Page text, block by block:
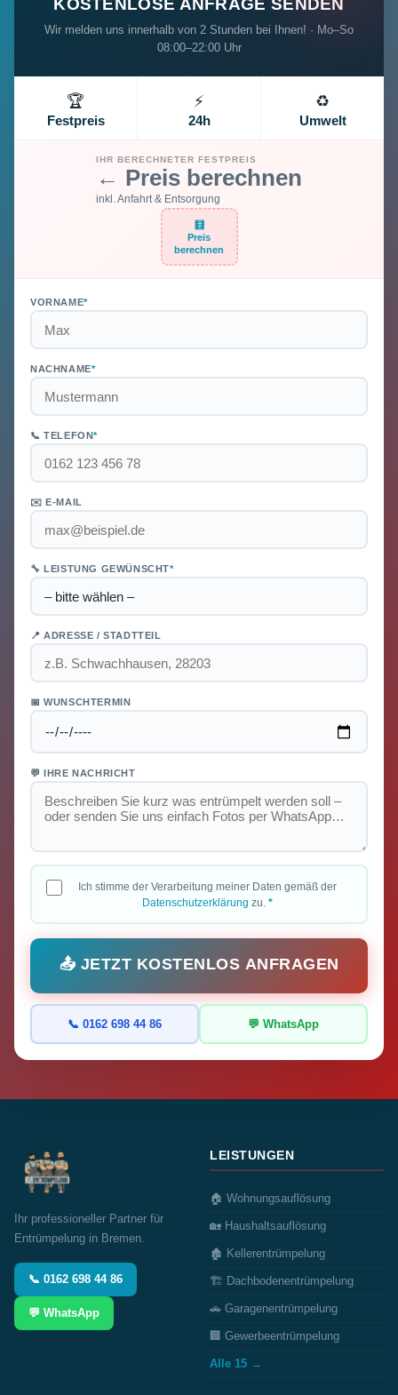
KOSTENLOSE ANFRAGE SENDEN
Wir melden uns innerhalb von 2 Stunden bei Ihnen! · Mo–So
08:00–22:00 Uhr
🏆
Festpreis
⚡
24h
♻️
Umwelt
IHR BERECHNETER FESTPREIS
← Preis berechnen
inkl. Anfahrt & Entsorgung
🧮
Preis
berechnen
VORNAME*
NACHNAME*
📞 TELEFON*
✉️ E-MAIL
🔧 LEISTUNG GEWÜNSCHT*
📍 ADRESSE / STADTTEIL
📅 WUNSCHTERMIN
💬 IHRE NACHRICHT
Ich stimme der Verarbeitung meiner Daten gemäß der
Datenschutzerklärung zu. *
📤 JETZT KOSTENLOS ANFRAGEN
📞 0162 698 44 86 💬 WhatsApp
Ihr professioneller Partner für
Entrümpelung in Bremen.
📞 0162 698 44 86
💬 WhatsApp
LEISTUNGEN
🏠 Wohnungsauflösung
🏡 Haushaltsauflösung
🏚️ Kellerentrümpelung
🏗️ Dachbodenentrümpelung
🚗 Garagenentrümpelung
🏢 Gewerbeentrümpelung
Alle 15 →